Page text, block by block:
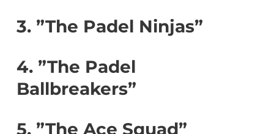
3. ”The Padel Ninjas”
4. ”The Padel
Ballbreakers”
5. ”The Ace Squad”